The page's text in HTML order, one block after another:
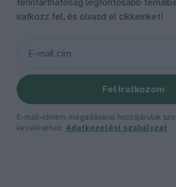
fenntarthatóság legfontosabb
iratkozz fel, és olvasd el cikkeinket!
Feliratkozom
E-mail-címem megadásával hozzájárulok
kezeléséhez. Adatkezelési szabályzat